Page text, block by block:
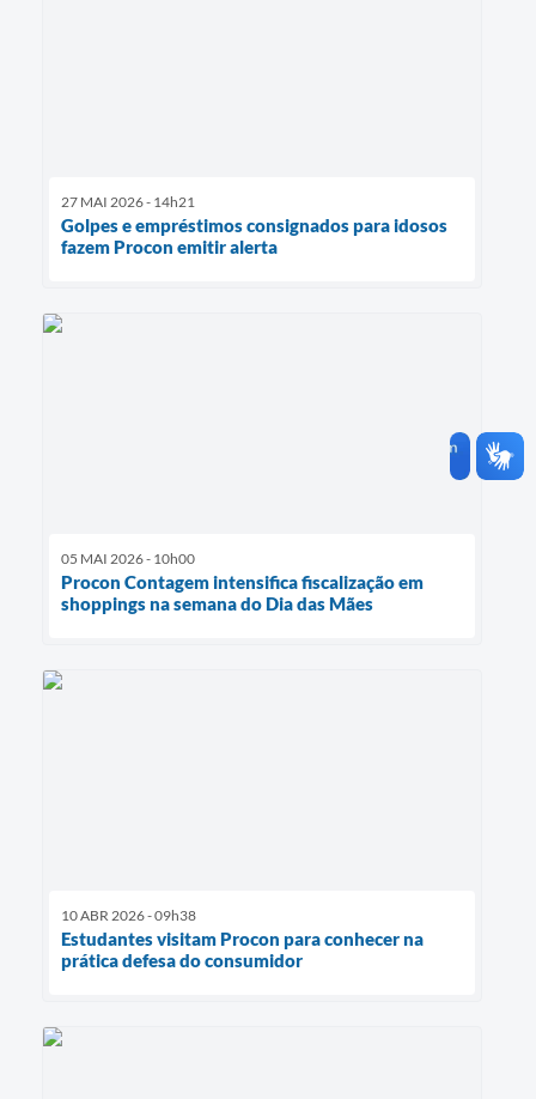
27 MAI 2026 - 14h21
Golpes e empréstimos consignados para idosos
fazem Procon emitir alerta
05 MAI 2026 - 10h00
Procon Contagem intensifica fiscalização em
shoppings na semana do Dia das Mães
10 ABR 2026 - 09h38
Estudantes visitam Procon para conhecer na
prática defesa do consumidor